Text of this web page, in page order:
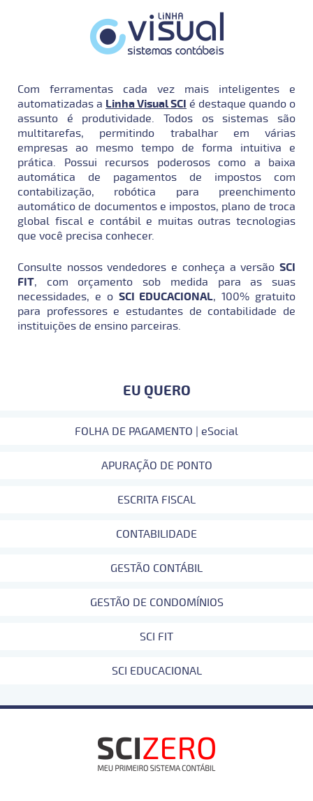
Com ferramentas cada vez mais inteligentes e
automatizadas a Linha Visual SCI é destaque quando o
assunto é produtividade. Todos os sistemas são
multitarefas, permitindo trabalhar em várias
empresas ao mesmo tempo de forma intuitiva e
prática. Possui recursos poderosos como a baixa
automática de pagamentos de impostos com
contabilização, robótica para preenchimento
automático de documentos e impostos, plano de troca
global fiscal e contábil e muitas outras tecnologias
que você precisa conhecer.
Consulte nossos vendedores e conheça a versão SCI
FIT, com orçamento sob medida para as suas
necessidades, e o SCI EDUCACIONAL, 100% gratuito
para professores e estudantes de contabilidade de
instituições de ensino parceiras.
EU QUERO
FOLHA DE PAGAMENTO | eSocial
APURAÇÃO DE PONTO
ESCRITA FISCAL
CONTABILIDADE
GESTÃO CONTÁBIL
GESTÃO DE CONDOMÍNIOS
SCI FIT
SCI EDUCACIONAL